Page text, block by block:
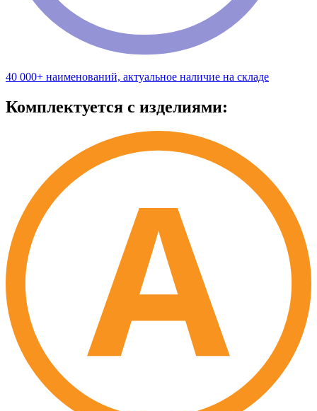
40 000+ наименований, актуальное наличие на складе
Комплектуется с изделиями: